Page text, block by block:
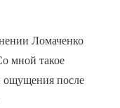
Ломаченко
мной такое
ощущения после